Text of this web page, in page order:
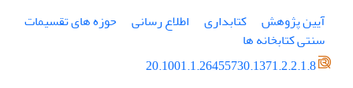
آیین پژوهش
کتابداری اطلاع رسانی
حوزه های تقسیمات
سنتی کتابخانه ها
20.1001.1.26455730.1371.2.2.1.8